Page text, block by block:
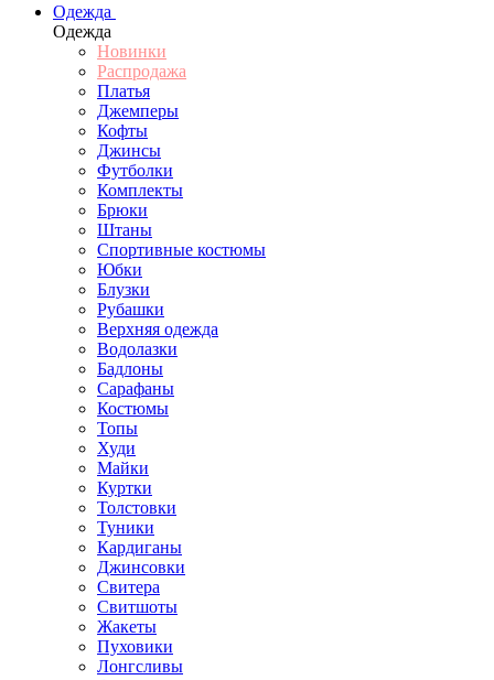
Одежда
Одежда
Новинки
Распродажа
Платья
Джемперы
Кофты
Джинсы
Футболки
Комплекты
Брюки
Штаны
Спортивные костюмы
Юбки
Блузки
Рубашки
Верхняя одежда
Водолазки
Бадлоны
Сарафаны
Костюмы
Топы
Худи
Майки
Куртки
Толстовки
Туники
Кардиганы
Джинсовки
Свитера
Свитшоты
Жакеты
Пуховики
Лонгсливы